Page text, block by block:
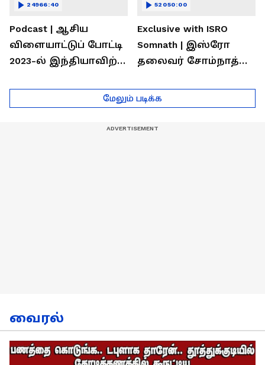
Podcast | ஆசிய
விளையாட்டுப் போட்டி
2023-ல் இந்தியாவிற்கு
வீரர்களுடன்
நேர்காணல்!
24966:40
Exclusive with ISRO
Somnath | இஸ்ரோ
தலைவர் சோம்நாத்
நேர்காணல்! | Podcast
52050:00
மேலும் படிக்க
வைரல்